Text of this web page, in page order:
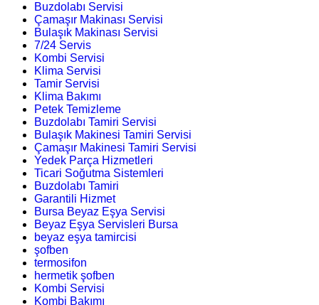
Buzdolabı Servisi
Çamaşır Makinası Servisi
Bulaşık Makinası Servisi
7/24 Servis
Kombi Servisi
Klima Servisi
Tamir Servisi
Klima Bakımı
Petek Temizleme
Buzdolabı Tamiri Servisi
Bulaşık Makinesi Tamiri Servisi
Çamaşır Makinesi Tamiri Servisi
Yedek Parça Hizmetleri
Ticari Soğutma Sistemleri
Buzdolabı Tamiri
Garantili Hizmet
Bursa Beyaz Eşya Servisi
Beyaz Eşya Servisleri Bursa
beyaz eşya tamircisi
şofben
termosifon
hermetik şofben
Kombi Servisi
Kombi Bakımı